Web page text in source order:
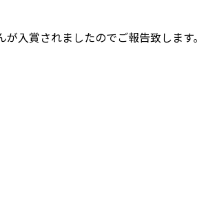
入賞されましたのでご報告致します。